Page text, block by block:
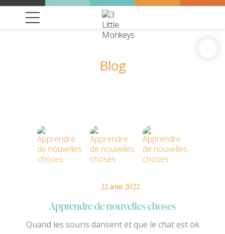
Blog
22 aout 2022
Apprendre de nouvelles choses
Quand les souris dansent et que le chat est ok